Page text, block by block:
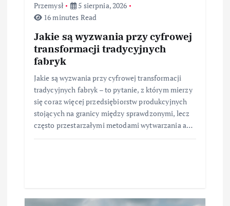
Przemysł
5 sierpnia, 2026
16 minutes Read
Jakie są wyzwania przy cyfrowej
transformacji tradycyjnych
fabryk
Jakie są wyzwania przy cyfrowej transformacji
tradycyjnych fabryk – to pytanie, z którym mierzy
się coraz więcej przedsiębiorstw produkcyjnych
stojących na granicy między sprawdzonymi, lecz
często przestarzałymi metodami wytwarzania a…